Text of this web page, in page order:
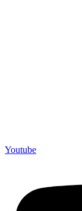
Youtube